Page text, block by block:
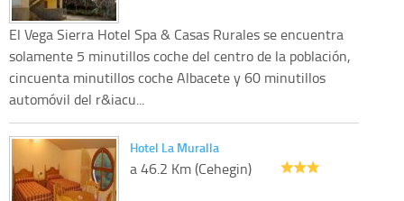
El Vega Sierra Hotel Spa & Casas Rurales se encuentra
solamente 5 minutillos coche del centro de la población,
cincuenta minutillos coche Albacete y 60 minutillos
automóvil del r&iacu...
Hotel La Muralla
a 46.2 Km (Cehegin)